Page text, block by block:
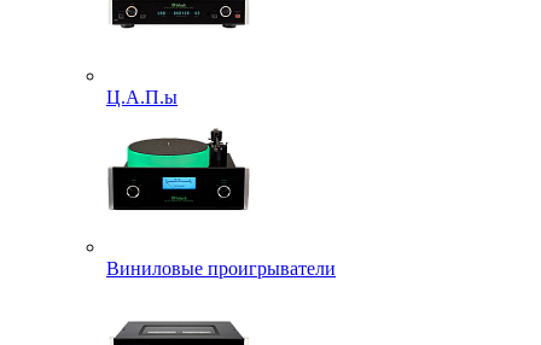
Ц.А.П.ы
Виниловые проигрыватели